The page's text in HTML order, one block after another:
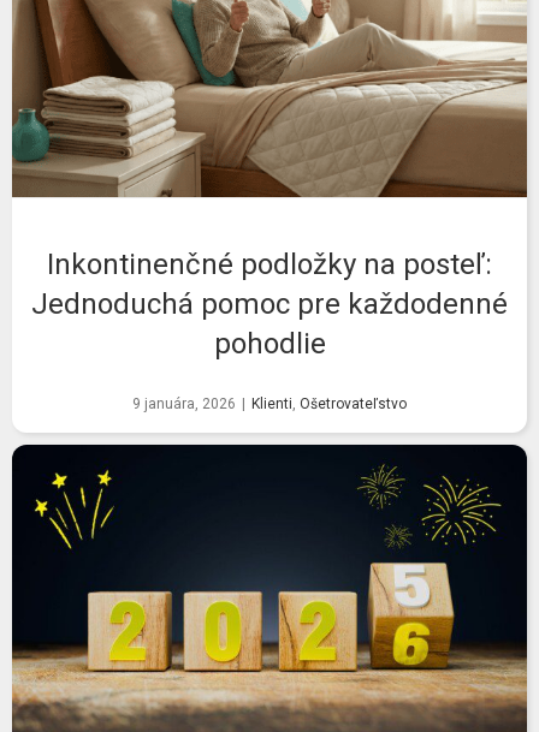
Inkontinenčné podložky na posteľ:
Jednoduchá pomoc pre každodenné
pohodlie
9 januára, 2026 Klienti, Ošetrovateľstvo